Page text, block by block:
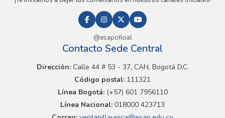
@esapoficial
Contacto Sede Central
Dirección:Calle 44 # 53 - 37, CAN, Bogotá D.C.
Código postal: 111321
Línea Bogotá:(+57) 601 7956110
Línea Nacional: 018000 423713